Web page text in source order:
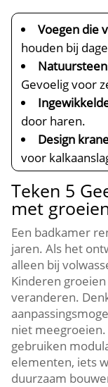
Voegen die
houden bij
Gevoelig voor
door haren.​
Design
voor
Teken 5
met
Een badkamer
jaren.​ Als het
alleen bij
Kinderen
veranderen.​
niet
gebruiken
elementen, iets
duurzaam